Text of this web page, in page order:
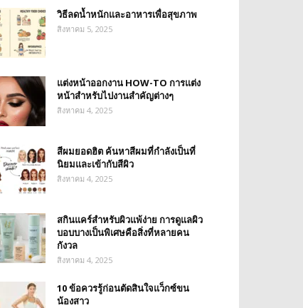
วิธีลดน้ำหนักและอาหารเพื่อสุขภาพ
สิงหาคม 5, 2025
แต่งหน้าออกงาน HOW-TO การแต่ง
หน้าสำหรับไปงานสำคัญต่างๆ
สิงหาคม 4, 2025
สีผมยอดฮิต ค้นหาสีผมที่กำลังเป็นที่
นิยมและเข้ากับสีผิว
สิงหาคม 4, 2025
สกินแคร์สำหรับผิวแพ้ง่าย การดูแลผิว
บอบบางเป็นพิเศษคือสิ่งที่หลายคน
กังวล
สิงหาคม 4, 2025
10 ข้อควรรู้ก่อนตัดสินใจแว็กซ์ขน
น้องสาว